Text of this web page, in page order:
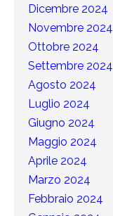
Dicembre 2024
Novembre 2024
Ottobre 2024
Settembre 2024
Agosto 2024
Luglio 2024
Giugno 2024
Maggio 2024
Aprile 2024
Marzo 2024
Febbraio 2024